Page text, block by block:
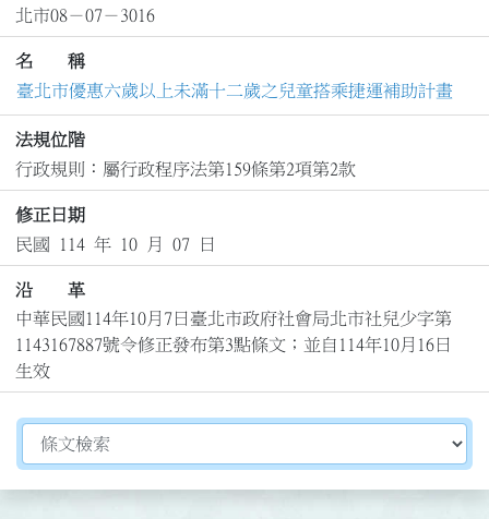
北市08－07－3016
名 稱
臺北市優惠六歲以上未滿十二歲之兒童搭乘捷運補助計畫
法規位階
行政規則：屬行政程序法第159條第2項第2款
修正日期
民國 114 年 10 月 07 日
沿 革
中華民國114年10月7日臺北市政府社會局北市社兒少字第
1143167887號令修正發布第3點條文；並自114年10月16日
生效
切換選擇法規資訊內容